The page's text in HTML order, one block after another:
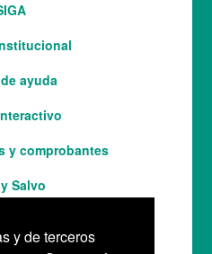
y de terceros
ayuda
y comprobantes
Salvo